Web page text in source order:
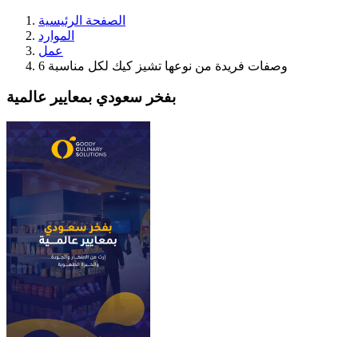
الصفحة الرئيسية
الموارد
عمل
6 وصفات فريدة من نوعها تشيز كيك لكل مناسبة
بفخر سعودي بمعايير عالمية